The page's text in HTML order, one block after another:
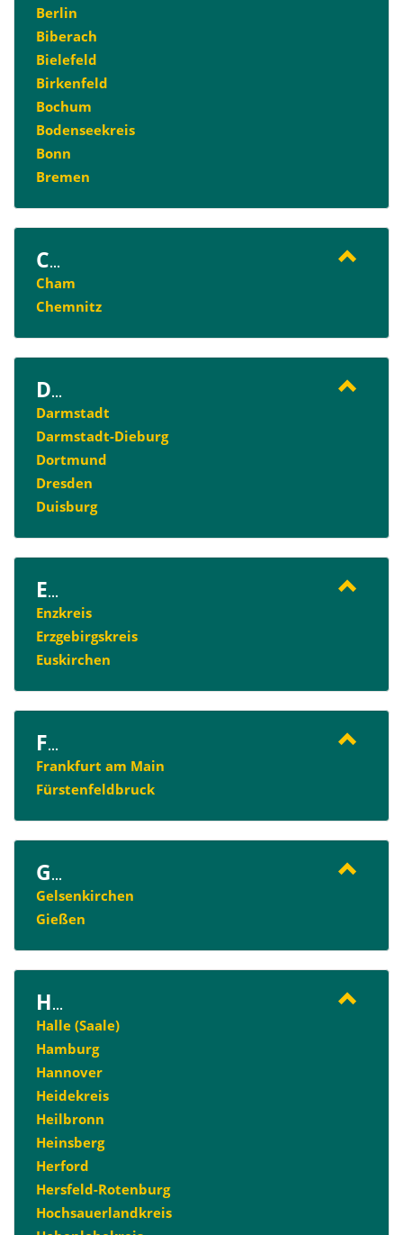
Berlin
Biberach
Bielefeld
Birkenfeld
Bochum
Bodenseekreis
Bonn
Bremen
C...
Cham
Chemnitz
D...
Darmstadt
Darmstadt-Dieburg
Dortmund
Dresden
Duisburg
E...
Enzkreis
Erzgebirgskreis
Euskirchen
F...
Frankfurt am Main
Fürstenfeldbruck
G...
Gelsenkirchen
Gießen
H...
Halle (Saale)
Hamburg
Hannover
Heidekreis
Heilbronn
Heinsberg
Herford
Hersfeld-Rotenburg
Hochsauerlandkreis